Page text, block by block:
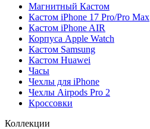
Магнитный Кастом
Кастом iPhone 17 Pro/Pro Max
Кастом iPhone AIR
Корпуса Apple Watch
Кастом Samsung
Кастом Huawei
Часы
Чехлы для iPhone
Чехлы Airpods Pro 2
Кроссовки
Коллекции